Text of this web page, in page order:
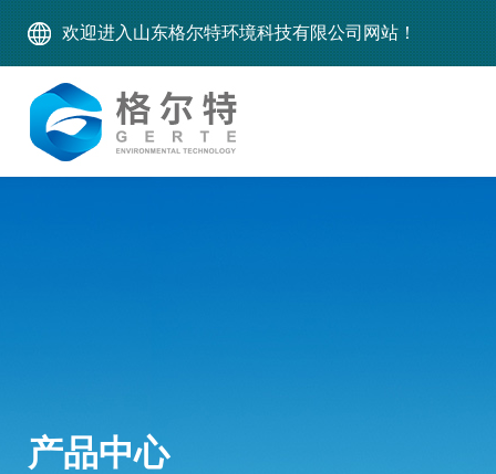
欢迎进入山东格尔特环境科技有限公司网站！
产品中心